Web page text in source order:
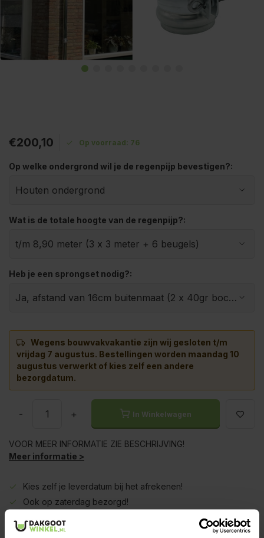
€200,10 Op voorraad: 76
Op welke ondergrond wil je de regenpijp bevestigen?:
Wat is de totale hoogte van de regenpijp?:
Heb je een sprongset nodig?:
Wegens bouwvakvakantie zijn wij gesloten t/m
vrijdag 7 augustus. Bestellingen worden maandag 10
augustus verwerkt of kies zelf een andere
bezorgdatum.
- + In Winkelwagen
VOOR MEER INFORMATIE ZIE BESCHRIJVING!
Meer informatie >
Kies zelf je leverdatum bij het afrekenen!
Ook op zaterdag bezorgd!
Deskundig advies!